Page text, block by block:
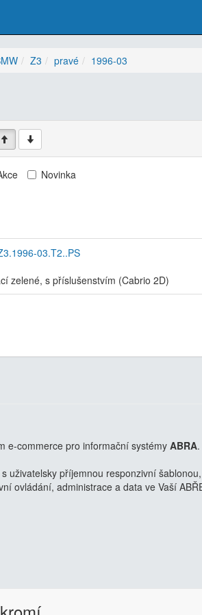
Z3 pravé 1996-03
Novinka
03.T2..PS
zelené, s příslušenstvím (Cabrio 2D)
e-commerce pro informační systémy ABRA.
uživatelsky příjemnou responzivní
ovládání, administrace a data ve Vaší